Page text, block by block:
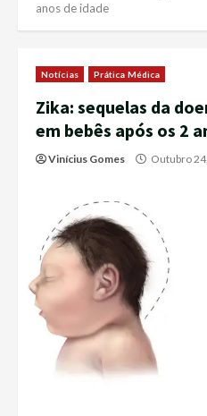
anos de idade
Notícias Prática Médica
Zika: sequelas da
em bebês após os 2
Vinícius Gomes Outubro